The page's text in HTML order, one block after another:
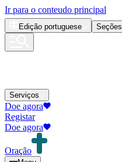
Ir para o conteudo principal
Edição portuguese Seções
Serviços
Doe agora
Registar
Doe agora
Oração